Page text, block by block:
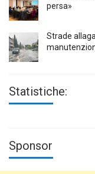
persa»
Strade
Statistiche:
Sponsor